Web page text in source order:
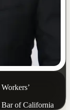
of California